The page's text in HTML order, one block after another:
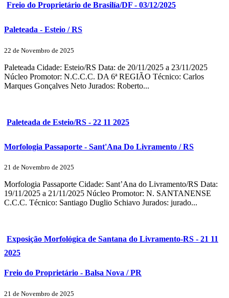
Freio do Proprietário de Brasilía/DF - 03/12/2025
Paleteada - Esteio / RS
22 de Novembro de 2025
Paleteada Cidade: Esteio/RS Data: de 20/11/2025 a 23/11/2025
Núcleo Promotor: N.C.C.C. DA 6ª REGIÃO Técnico: Carlos
Marques Gonçalves Neto Jurados: Roberto...
Paleteada de Esteio/RS - 22 11 2025
Morfologia Passaporte - Sant'Ana Do Livramento / RS
21 de Novembro de 2025
Morfologia Passaporte Cidade: Sant’Ana do Livramento/RS Data:
19/11/2025 a 21/11/2025 Núcleo Promotor: N. SANTANENSE
C.C.C. Técnico: Santiago Duglio Schiavo Jurados: jurado...
Exposição Morfológica de Santana do Livramento-RS - 21 11
2025
Freio do Proprietário - Balsa Nova / PR
21 de Novembro de 2025